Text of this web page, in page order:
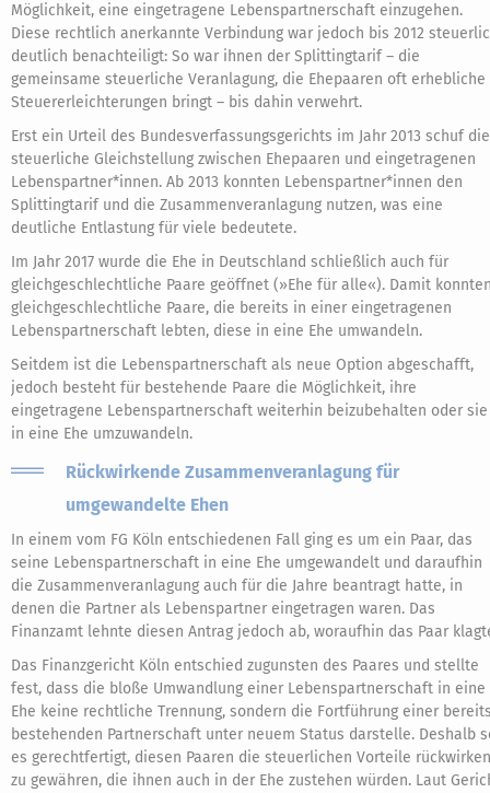
Möglichkeit, eine eingetragene Lebenspartnerschaft einzugehen.
Diese rechtlich anerkannte Verbindung war jedoch bis 2012
deutlich benachteiligt: So war ihnen der Splittingtarif – die
gemeinsame steuerliche Veranlagung, die Ehepaaren oft erhebliche
Steuererleichterungen bringt – bis dahin verwehrt.
Erst ein Urteil des Bundesverfassungsgerichts im Jahr 2013 schuf die
steuerliche Gleichstellung zwischen Ehepaaren und eingetragenen
Lebenspartner*innen. Ab 2013 konnten Lebenspartner*innen den
Splittingtarif und die Zusammenveranlagung nutzen, was eine
deutliche Entlastung für viele bedeutete.
Im Jahr 2017 wurde die Ehe in Deutschland schließlich auch für
gleichgeschlechtliche Paare geöffnet (»Ehe für alle«). Damit
gleichgeschlechtliche Paare, die bereits in einer eingetragenen
Lebenspartnerschaft lebten, diese in eine Ehe umwandeln.
Seitdem ist die Lebenspartnerschaft als neue Option abgeschafft,
jedoch besteht für bestehende Paare die Möglichkeit, ihre
eingetragene Lebenspartnerschaft weiterhin beizubehalten oder sie
in eine Ehe umzuwandeln.
Rückwirkende Zusammenveranlagung für
umgewandelte Ehen
In einem vom FG Köln entschiedenen Fall ging es um ein Paar, das
seine Lebenspartnerschaft in eine Ehe umgewandelt und daraufhin
die Zusammenveranlagung auch für die Jahre beantragt hatte, in
denen die Partner als Lebenspartner eingetragen waren. Das
Finanzamt lehnte diesen Antrag jedoch ab, woraufhin das Paar
Das Finanzgericht Köln entschied zugunsten des Paares und stellte
fest, dass die bloße Umwandlung einer Lebenspartnerschaft in eine
Ehe keine rechtliche Trennung, sondern die Fortführung einer
bestehenden Partnerschaft unter neuem Status darstelle. Deshalb
es gerechtfertigt, diesen Paaren die steuerlichen Vorteile
zu gewähren, die ihnen auch in der Ehe zustehen würden. Laut